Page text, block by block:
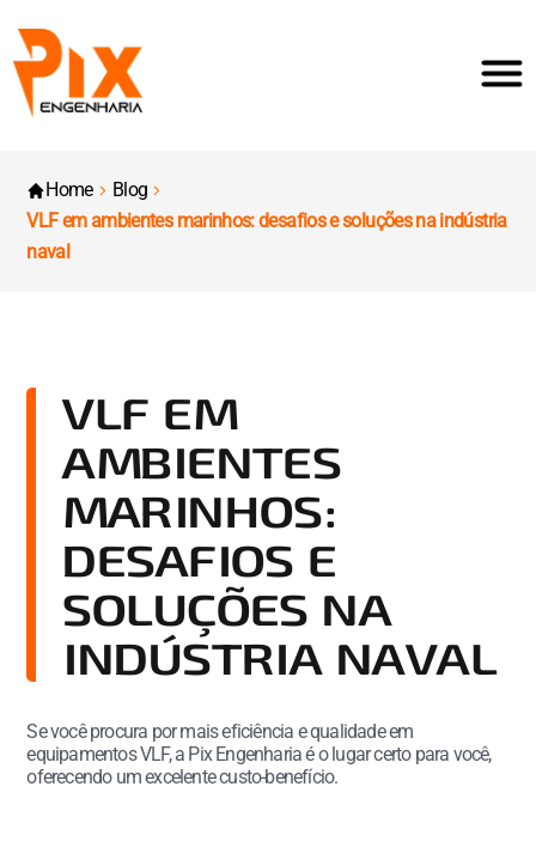
Home
Blog
VLF em ambientes marinhos: desafios e soluções na indústria
naval
VLF EM
AMBIENTES
MARINHOS:
DESAFIOS E
SOLUÇÕES NA
INDÚSTRIA NAVAL
Se você procura por mais eficiência e qualidade em
equipamentos VLF, a Pix Engenharia é o lugar certo para você,
oferecendo um excelente custo-benefício.